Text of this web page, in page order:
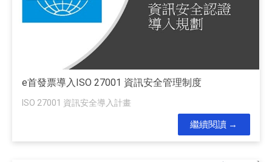
e首發票導入ISO 27001 資訊安全管理制度
ISO 27001 資訊安全導入計畫
繼續閱讀